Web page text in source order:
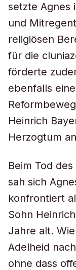
setzte Agnes
und
religiösen
für die
förderte
ebenfalls
Heinrich
Herzogtum
Beim Tod
sah sich
konfrontiert
Sohn
Jahre alt.
Adelheid
ohne dass